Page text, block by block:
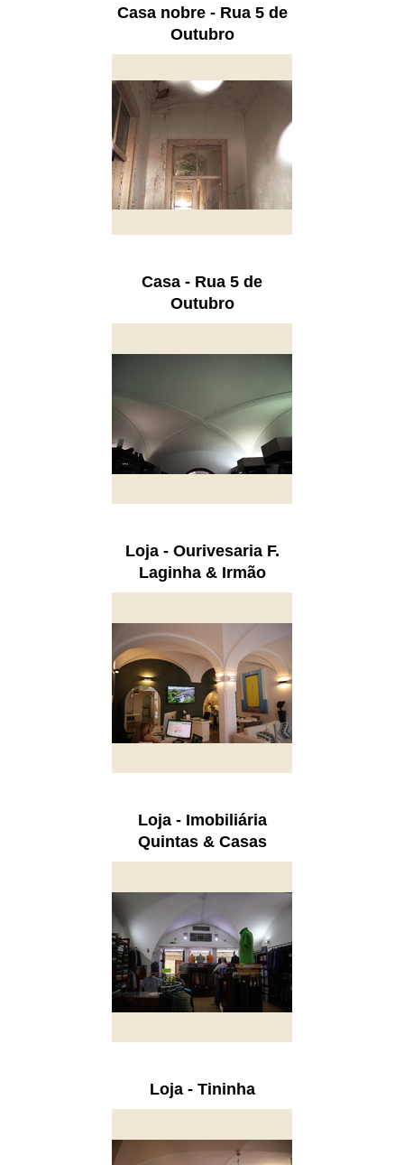
Casa nobre - Rua 5 de
Outubro
Casa - Rua 5 de
Outubro
Loja - Ourivesaria F.
Laginha & Irmão
Loja - Imobiliária
Quintas & Casas
Loja - Tininha